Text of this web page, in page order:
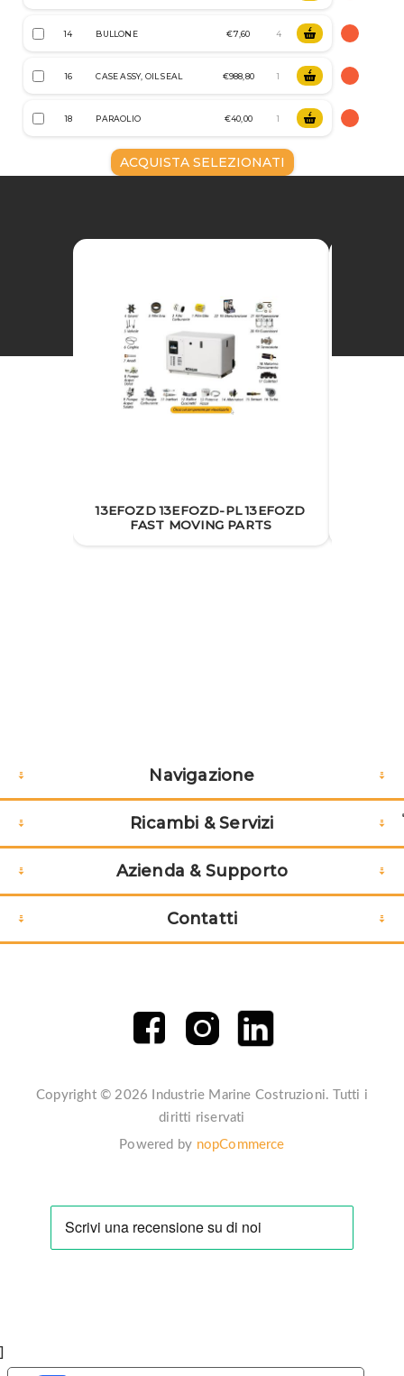
14 BULLONE €7,60
16 CASE ASSY, OIL SEAL €988,80
18 PARAOLIO €40,00
ACQUISTA SELEZIONATI
13EFOZD 13EFOZD-PL 13EFOZD
FAST MOVING PARTS
Navigazione
Ricambi & Servizi
Azienda & Supporto
Contatti
Copyright © 2026 Industrie Marine Costruzioni. Tutti i
diritti riservati
Powered by nopCommerce
]